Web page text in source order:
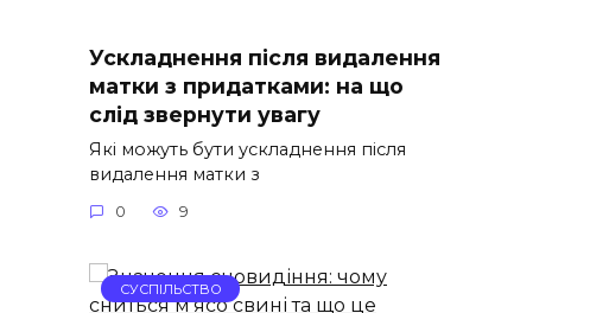
Ускладнення після видалення
матки з придатками: на що
слід звернути увагу
Які можуть бути ускладнення після
видалення матки з
0 9
СУСПІЛЬСТВО